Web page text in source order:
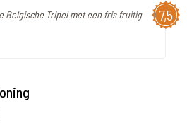
7,5
Belgische Tripel met een fris fruitig